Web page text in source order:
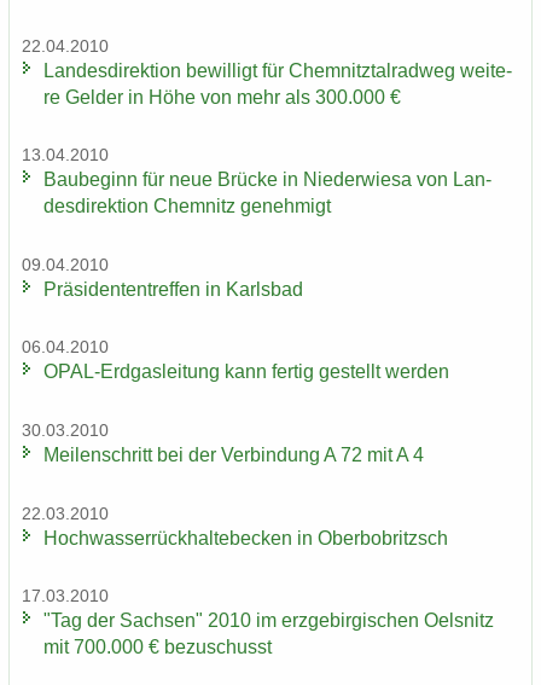
22.04.2010
Lan­des­di­rek­ti­on be­wil­ligt für Chem­nitz­tal­rad­weg wei­te­
re Gel­der in Höhe von mehr als 300.000 €
13.04.2010
Bau­be­ginn für neue Brü­cke in Nie­der­wie­sa von Lan­
des­di­rek­ti­on Chem­nitz ge­neh­migt
09.04.2010
Prä­si­den­ten­tref­fen in Karls­bad
06.04.2010
OPAL-​Erdgasleitung kann fer­tig ge­stellt wer­den
30.03.2010
Mei­len­schritt bei der Ver­bin­dung A 72 mit A 4
22.03.2010
Hoch­was­ser­rück­hal­te­be­cken in Ober­bobritzsch
17.03.2010
"Tag der Sach­sen" 2010 im erz­ge­bir­gi­schen Oels­nitz
mit 700.000 € be­zu­schusst